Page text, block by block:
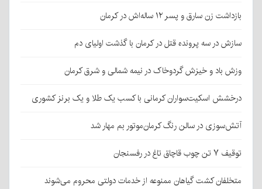
بازداشت زن سارق و پسر ۱۲ ساله‌اش در کرمان
سازش در سه پرونده قتل در کرمان با گذشت اولیای دم
وزش باد و خیزش گردوخاک در نیمه شمالی و شرق کرمان
درخشش اسکیت‌سواران کرمانی با کسب یک طلا و یک برنز کشوری
آتش‌سوزی در سالن رنگ کرمان‌موتور بم مهار شد
توقیف ۷ تن چوب قاچاق تاغ در رفسنجان
متخلفان کشت گیاهان ممنوعه از خدمات دولتی محروم می‌شوند